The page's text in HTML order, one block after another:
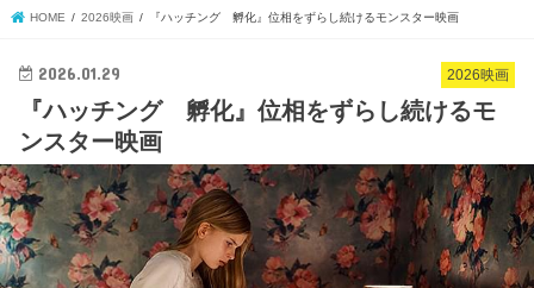
HOME 2026映画 『ハッチング 孵化』位相をずらし続けるモンスター映画
2026映画
2026.01.29
『ハッチング 孵化』位相をずらし続けるモ
ンスター映画